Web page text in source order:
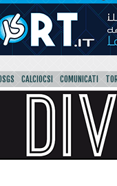
CALCIOCSI COMUNICATI